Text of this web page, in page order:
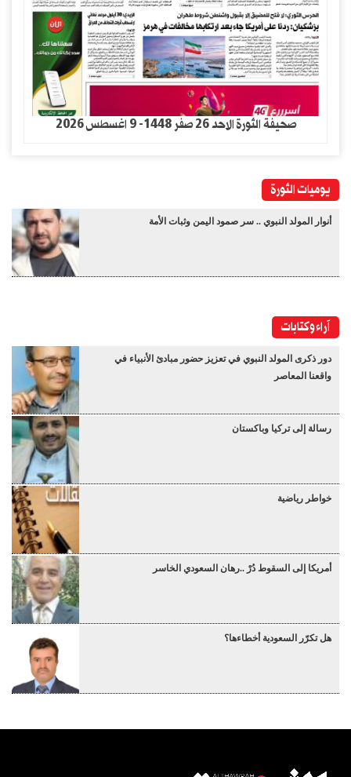
صحيفة الثورة الاحد 26 صفر 1448- 9 اغسطس 2026
يوميات الثورة
أنوار المولد النبوي .. سر صمود اليمن وثبات الأمة
آراء وكتابات
دور ذكرى المولد النبوي في تعزيز حضور مبادئ الأنبياء في
واقعنا المعاصر
رسالة إلى تركيا وباكستان
خواطر رياضية
أمريكا إلى السقوط دُرْ ..رهان السعودي الخاسر
هل تكرّر السعودية أخطاءها؟